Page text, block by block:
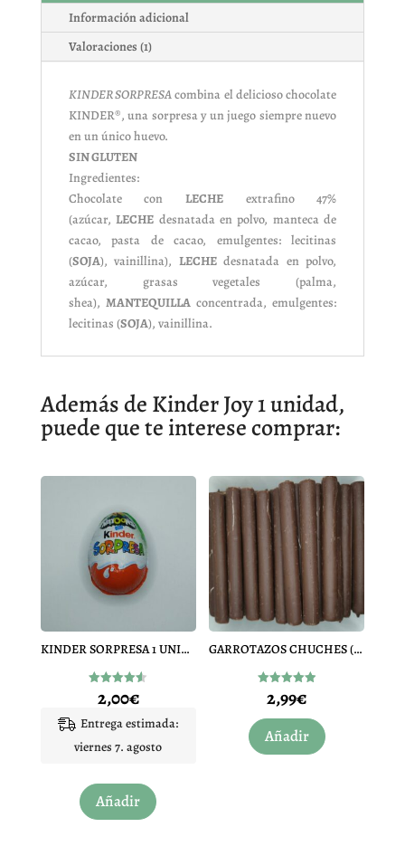
Información adicional
Valoraciones (1)
KINDER SORPRESAcombina el delicioso chocolate
KINDER®, una sorpresa y un juego siempre nuevo
en un único huevo.
SIN GLUTEN
Ingredientes:
Chocolate con LECHE extrafino 47%
(azúcar,LECHE desnatada en polvo, manteca de
cacao, pasta de cacao, emulgentes: lecitinas
(SOJA), vainillina), LECHEdesnatada en polvo,
azúcar, grasas vegetales (palma,
shea), MANTEQUILLAconcentrada, emulgentes:
lecitinas (SOJA), vainillina.
Además de Kinder Joy 1 unidad,
puede que te interese comprar:
KINDER SORPRESA 1 UNIDAD
Valorado
con
de 5
2,00€
Entrega estimada:
viernes 7. agosto
Añadir
GARROTAZOS CHUCHES (CHOCOLATE 15 UNIDADES)
Valorado
con
2,99€
Añadir